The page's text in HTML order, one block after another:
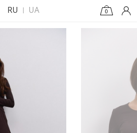
RU UA 0